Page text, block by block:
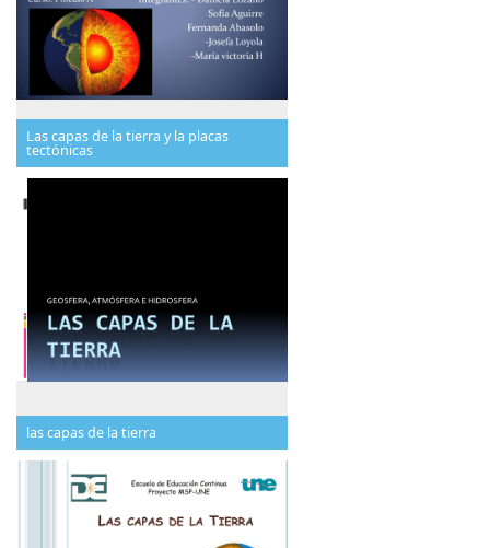
Las capas de la tierra y la placas
tectónicas
las capas de la tierra